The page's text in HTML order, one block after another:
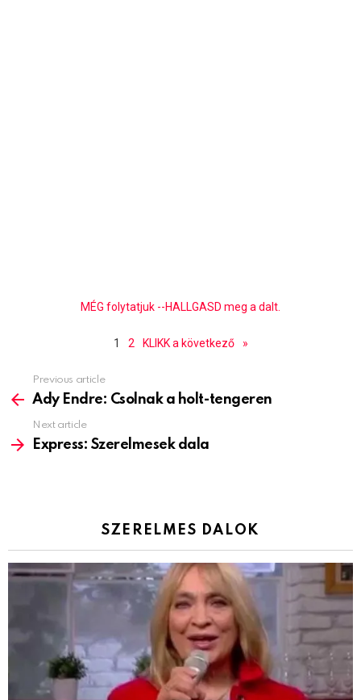
MÉG folytatjuk --HALLGASD meg a dalt.
1 2 KLIKK a következő »
more
Previous article
Ady Endre: Csolnak a holt-tengeren
Next article
Express: Szerelmesek dala
SZERELMES DALOK